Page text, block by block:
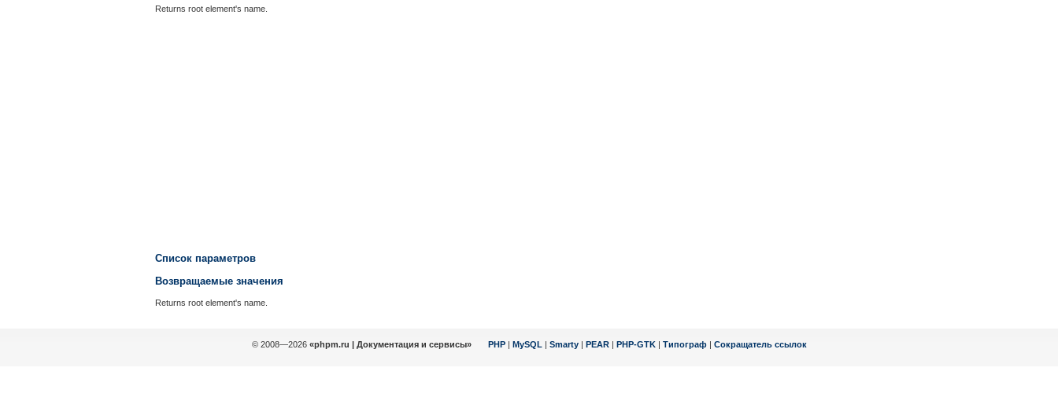
Returns root element's name.
Список параметров
Возвращаемые значения
Returns root element's name.
© 2008—2026 «phpm.ru | Документация и сервисы» PHP| MySQL | Smarty| PEAR| PHP-GTK| Типограф| Сокращатель ссылок